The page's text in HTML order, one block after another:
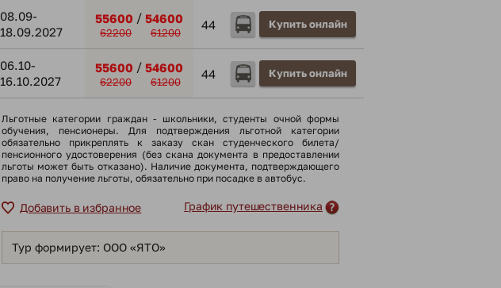
08.09-
18.09.2027
55600 / 54600
62200 61200
44 Купить онлайн
06.10-
16.10.2027
55600 / 54600
62200 61200
44 Купить онлайн
Льготные категории граждан - школьники, cтуденты очной формы
обучения, пенсионеры. Для подтверждения льготной категории
обязательно прикреплять к заказу скан студенческого билета/
пенсионного удостоверения (без скана документа в предоставлении
льготы может быть отказано). Наличие документа, подтверждающего
право на получение льготы, обязательно при посадке в автобус.
Добавить в избранное График путешественника
Тур формирует: ООО «ЯТО»